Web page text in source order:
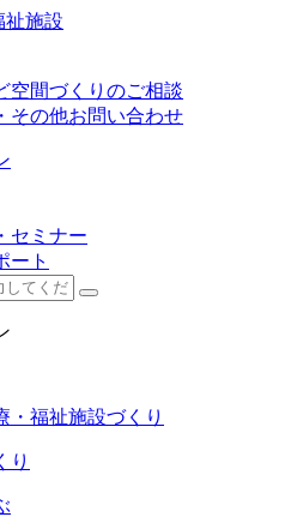
祉施設
空間づくりのご相談
その他お問い合わせ
セミナー
ート
・福祉施設づくり
り